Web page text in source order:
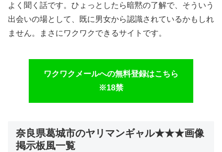
よく聞く話です。ひょっとしたら暗黙の了解で、そういう
出会いの場として、既に男女から認識されているかもしれ
ません。まさにワクワクできるサイトです。
ワクワクメールへの無料登録はこちら
※18禁
奈良県葛城市のヤリマンギャル★★★画像
掲示板風一覧